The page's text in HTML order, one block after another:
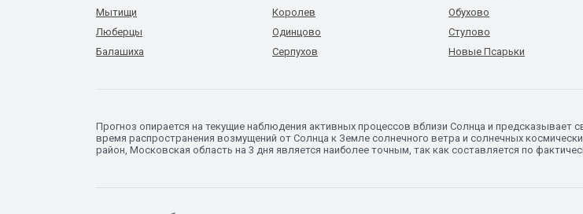
Мытищи
Люберцы
Балашиха
Королев
Одинцово
Серпухов
Обухово
Стулово
Новые Псарьки
Прогноз опирается на текущие наблюдения активных процессов вблизи Солнца и предсказывает
время распространения возмущений от Солнца к Земле солнечного ветра и солнечных
район, Московская область на 3 дня является наиболее точным, так как составляется по